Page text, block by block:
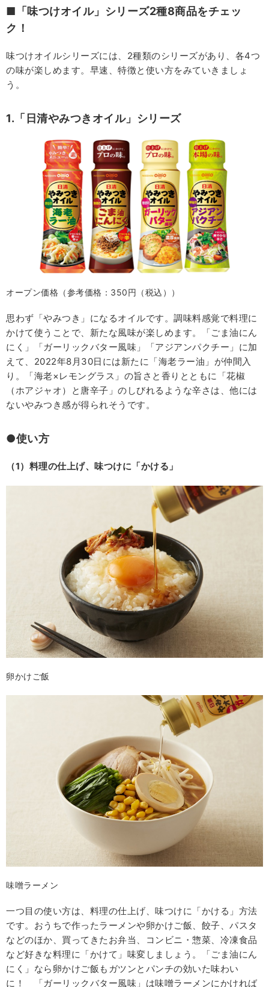
■「味つけオイル」シリーズ2種8商品をチェッ
ク！
味つけオイルシリーズには、2種類のシリーズがあり、各4つ
の味が楽しめます。早速、特徴と使い方をみていきましょ
う。
1.「日清やみつきオイル」シリーズ
オープン価格（参考価格：350円（税込））
思わず「やみつき」になるオイルです。調味料感覚で料理に
かけて使うことで、新たな風味が楽しめます。「ごま油にん
にく」「ガーリックバター風味」「アジアンパクチー」に加
えて、2022年8月30日には新たに「海老ラー油」が仲間入
り。「海老×レモングラス」の旨さと香りとともに「花椒
（ホアジャオ）と唐辛子」のしびれるような辛さは、他には
ないやみつき感が得られそうです。
●使い方
（1）料理の仕上げ、味つけに「かける」
卵かけご飯
味噌ラーメン
一つ目の使い方は、料理の仕上げ、味つけに「かける」方法
です。おうちで作ったラーメンや卵かけご飯、餃子、パスタ
などのほか、買ってきたお弁当、コンビニ・惣菜、冷凍食品
など好きな料理に「かけて」味変しましょう。「ごま油にん
にく」なら卵かけご飯もガツンとパンチの効いた味わい
に！ 「ガーリックバター風味」は味噌ラーメンにかければ